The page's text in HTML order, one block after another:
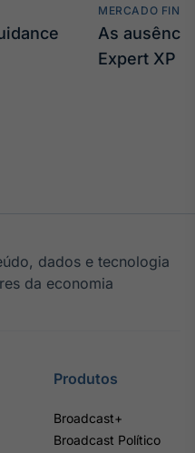
MERCADO
As
Expert XP
dados e tecnologia
da economia
Produtos
Broadcast+
Broadcast Político